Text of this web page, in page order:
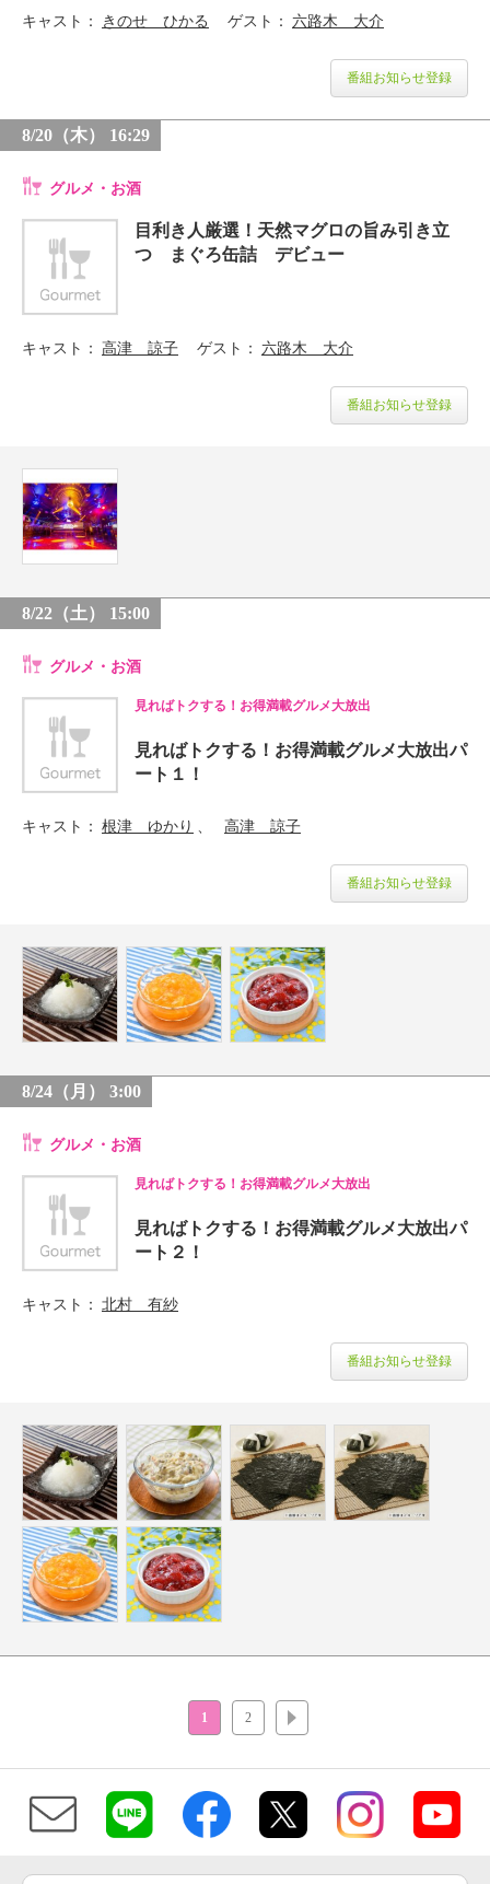
キャスト きのせ ひかる ゲスト 六路木 大介
番組お知らせ登録
8/20（木） 16:29
グルメ・お酒
目利き人厳選！天然マグロの旨み引き立
つ まぐろ缶詰 デビュー
キャスト 高津 諒子 ゲスト 六路木 大介
番組お知らせ登録
8/22（土） 15:00
グルメ・お酒
見ればトクする！お得満載グルメ大放出
見ればトクする！お得満載グルメ大放出パ
ート１！
キャスト 根津 ゆかり 高津 諒子
番組お知らせ登録
8/24（月） 3:00
グルメ・お酒
見ればトクする！お得満載グルメ大放出
見ればトクする！お得満載グルメ大放出パ
ート２！
キャスト 北村 有紗
番組お知らせ登録
1 2